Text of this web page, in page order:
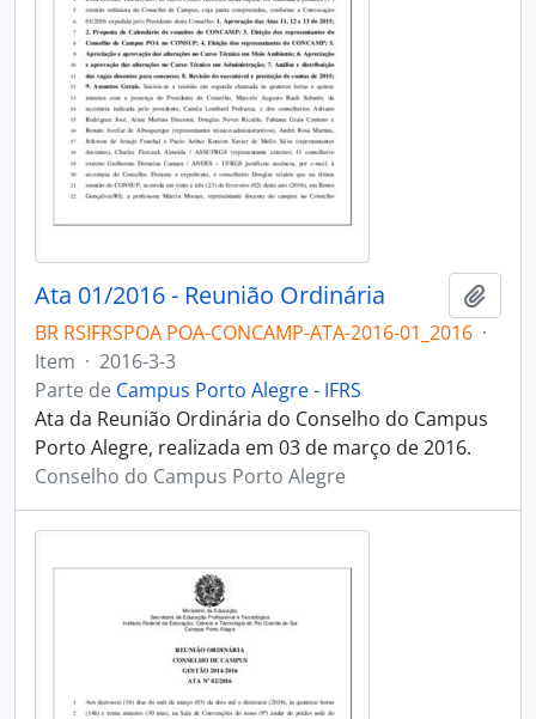
Ata 01/2016 - Reunião Ordinária
BR RSIFRSPOA POA-CONCAMP-ATA-2016-01_2016 ·
Item · 2016-3-3
Parte de Campus Porto Alegre - IFRS
Ata da Reunião Ordinária do Conselho do Campus
Porto Alegre, realizada em 03 de março de 2016.
Conselho do Campus Porto Alegre